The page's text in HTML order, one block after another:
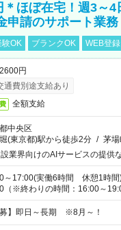
＊ほぼ在宅！週3～4
申請のサポート業務
験OK ブランクOK WEB登
円
通費別途支給あり
全額支給
中央区
(東京都)駅から徒歩2分 / 茅
業界向けのAIサービスの提供
～17:00(実働6時間 休憩1時
（※終わりの時間：16:00～
募】即日～長期 ※8月～！